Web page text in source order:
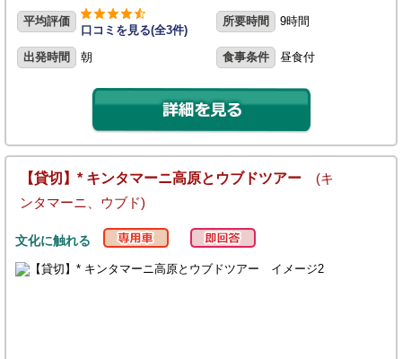
平均評価
口コミを見る(全3件)
所要時間 9時間
出発時間 朝 食事条件 昼食付
【貸切】* キンタマーニ高原とウブドツアー (キ
ンタマーニ、ウブド)
文化に触れる